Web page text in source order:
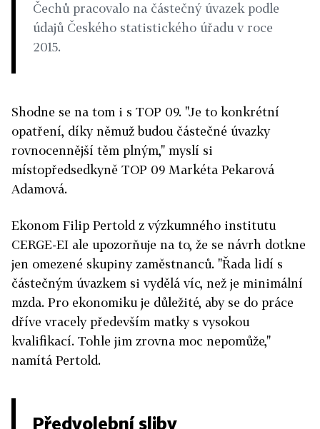
Čechů pracovalo na částečný úvazek podle
údajů Českého statistického úřadu v roce
2015.
Shodne se na tom i s TOP 09. "Je to konkrétní
opatření, díky němuž budou částečné úvazky
rovnocennější těm plným," myslí si
místopředsedkyně TOP 09 Markéta Pekarová
Adamová.
Ekonom Filip Pertold z výzkumného institutu
CERGE-EI ale upozorňuje na to, že se návrh dotkne
jen omezené skupiny zaměstnanců. "Řada lidí s
částečným úvazkem si vydělá víc, než je minimální
mzda. Pro ekonomiku je důležité, aby se do práce
dříve vracely především matky s vysokou
kvalifikací. Tohle jim zrovna moc nepomůže,"
namítá Pertold.
Předvolební sliby